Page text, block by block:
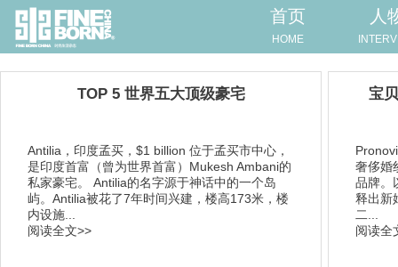
首页
HOME
人
TOP 5 世界五大顶级豪宅
Antilia，印度孟买，$1 billion 位于孟买市中心，
是印度首富（曾为世界首富）Mukesh Ambani的
私家豪宅。 Antilia的名字源于神话中的一个岛
屿。Antilia被花了7年时间兴建，楼高173米，楼
内设施...
阅读全文>>
宝
奢侈婚
品牌。
释出新
二...
阅读全